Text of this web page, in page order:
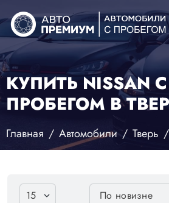
КУПИТЬ NISSAN С
ПРОБЕГОМ В
Главная Автомобили Тверь